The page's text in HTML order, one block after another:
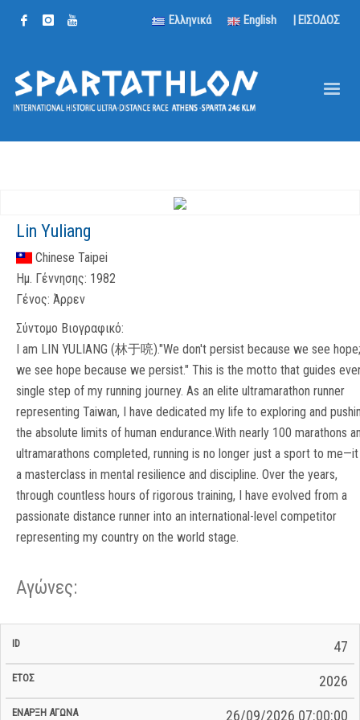
Ελληνικά English | ΕΙΣΟΔΟΣ
Lin Yuliang
Chinese Taipei
Ημ. Γέννησης: 1982
Γένος: Άρρεν
Σύντομο Βιογραφικό:
I am LIN YULIANG (林于喨)."We don't persist because we see hope;
we see hope because we persist." This is the motto that guides
single step of my running journey. As an elite ultramarathon runner
representing Taiwan, I have dedicated my life to exploring and
the absolute limits of human endurance.With nearly 100 marathons
ultramarathons completed, running is no longer just a sport to
a masterclass in mental resilience and discipline. Over the years,
through countless hours of rigorous training, I have evolved from a
passionate distance runner into an international-level competitor
representing my country on the world stage.
Αγώνες:
Αγώνα
Ημερομηνία
47
2026
26/09/2026 07:00:00